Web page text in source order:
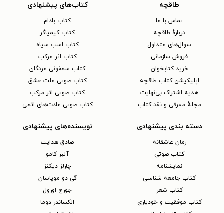
طاقچه
تماس با ما
دربارهٔ طاقچه
سوال‌های متداول
فروش سازمانی
خرید کتابخوان
اپلیکیشن کتاب طاقچه
هدیه اشتراک بی‌نهایت
مجلهٔ معرفی و نقد کتاب
کتاب‌های پیشنهادی
کتاب بادام
کتاب کیمیاگر
کتاب اسب سیاه
کتاب اثر مرکب
کتاب سمفونی مردگان
کتاب صوتی ملت عشق
کتاب صوتی اثر مرکب
کتاب صوتی عادت‌های اتمی
دسته بندی پیشنهادی
رمان عاشقانه
کتاب‌ صوتی
نمایشنامه
کتاب جامعه شناسی
کتاب شعر
کتاب موفقیت و خودیاری
نویسنده‌های پیشنهادی
صادق هدایت
آلبر کامو
چارلز دیکنز
گی دو موپاسان
جورج اورول
الکساندر دوما